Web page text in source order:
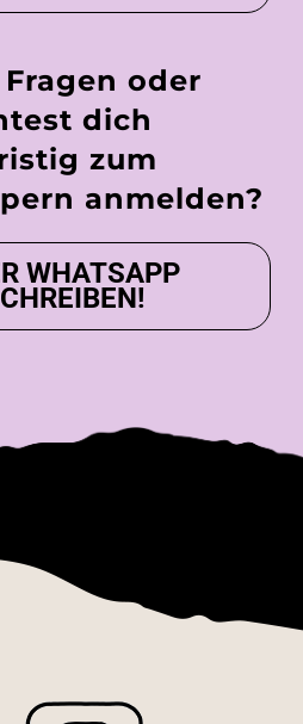
oder
dich
zum
anmelden?
WHATSAPP